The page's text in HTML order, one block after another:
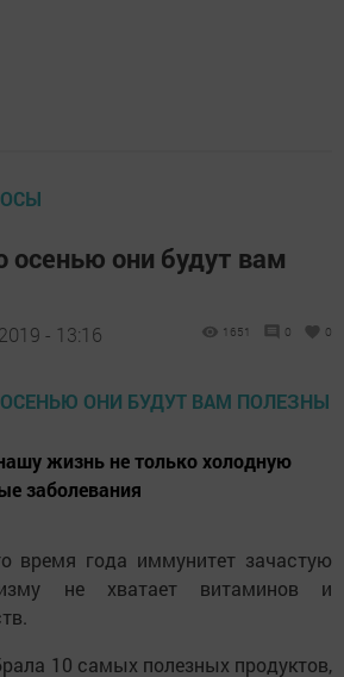
осенью они будут вам
- 13:16 1651 0 0
жизнь не только холодную
заболевания
время года иммунитет зачастую
не хватает витаминов и
10 самых полезных продуктов,